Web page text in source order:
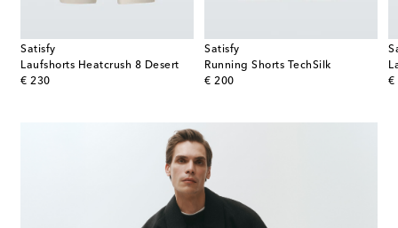
Satisfy
Laufshorts Heatcrush 8 Desert
€ 230
original price
Satisfy
Running Shorts TechSilk
€ 200
original price
€